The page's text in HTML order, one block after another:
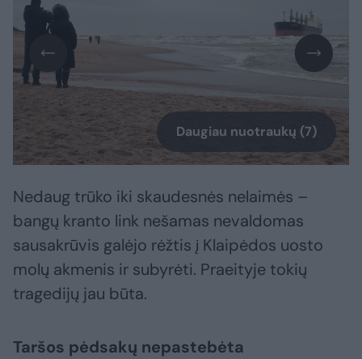
Daugiau nuotraukų (7)
Nedaug trūko iki skaudesnės nelaimės –
bangų kranto link nešamas nevaldomas
sausakrūvis galėjo rėžtis į Klaipėdos uosto
molų akmenis ir subyrėti. Praeityje tokių
tragedijų jau būta.
Taršos pėdsakų nepastebėta